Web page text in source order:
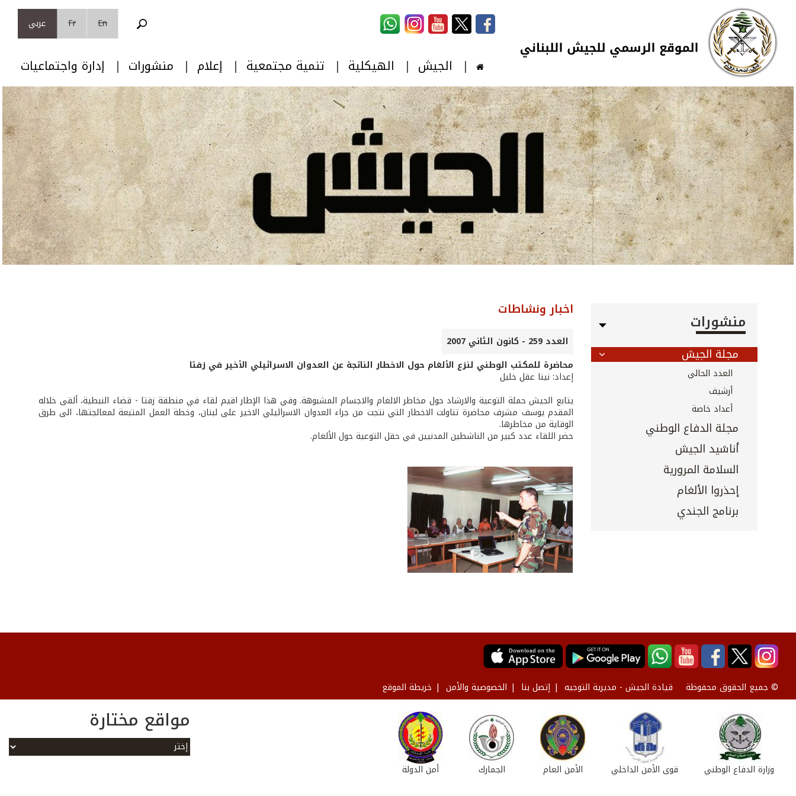
تجاوز إلى المحتوى الرئيسي
Skip to navigation
En
Fr عربي
الجيش الهيكلية تنمية مجتمعية إعلام منشورات إدارة واجتماعيات
منشورات
مجلة الجيش
العدد الحالي
أرشيف
أعداد خاصة
مجلة الدفاع الوطني
أناشيد الجيش
السلامة المرورية
إحذروا الألغام
برنامج الجندي
اخبار ونشاطات
العدد 259 - كانون الثاني 2007
محاضرة للمكتب الوطني لنزع الألغام حول الاخطار الناتجة عن العدوان الاسرائيلي الأخير في زفتا
إعداد: نينا عقل خليل
يتابع الجيش حملة التوعية والارشاد حول مخاطر الالغام والاجسام المشبوهة. وفي هذا الإطار اقيم لقاء في منطقة زفتا - قضاء النبطية، ألقى خلاله
المقدم يوسف مشرف محاضرة تناولت الاخطار التي نتجت من جراء العدوان الاسرائيلي الاخير على لبنان، وخطة العمل المتبعة لمعالجتها، الى طرق
الوقاية من مخاطرها.
حضر اللقاء عدد كبير من الناشطين المدنيين في حقل التوعية حول الألغام.
© جميع الحقوق محفوظة قيادة الجيش - مديرية التوجيه إتصل بنا الخصوصية والأمن خريطة الموقع
أمن الدولة الجمارك الأمن العام قوى الأمن الداخلي وزارة الدفاع الوطني
مواقع مختارة